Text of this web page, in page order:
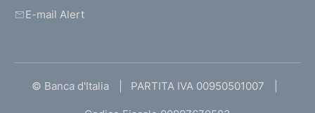
E-mail Alert
© Banca d'Italia PARTITA IVA 00950501007